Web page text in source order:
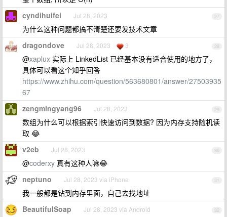
27
cyndihuifei Jul 28, 2023
为什么这种问题都搞不清楚还要发技术文章
28
dragondove Jul 28, 2023 3
@xaplux 实际上 LinkedList 已经基本没有适合使用的地方了，
具体可以看这个知乎回答
https://www.zhihu.com/question/563680801/answer/27503935
67
29
zengmingyang96 Jul 28, 2023
数组为什么可以根据索引快速访问到数据? 因为内存支持随机读
取 😂
30
v2eb Jul 28, 2023
@coderxy 真有这种人嘛😂
31
neptuno Jul 28, 2023 via iPhone
我一般都是钻到内存里面，自己去找地址
32
BeautifulSoap Jul 28, 2023 via Android